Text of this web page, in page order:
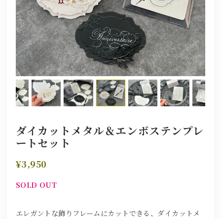
ダイカットメタル＆エンボステンプレ
ートセット
¥3,950
SOLD OUT
エレガントな飾りフレームにカットできる、ダイカットメ